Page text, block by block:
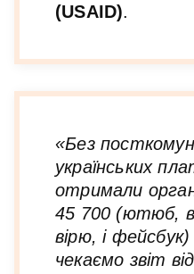
(USAID).
«Без
українських
отримали
45 700 (ютюб,
вірю, і
чекаємо звіт